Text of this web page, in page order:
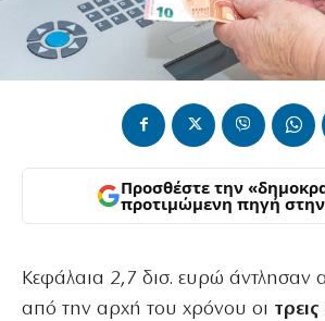
Προσθέστε την
προτιμώμενη πηγή
Κεφάλαια 2,7 δισ. ευρώ άντλησαν
από την αρχή του χρόνου οι